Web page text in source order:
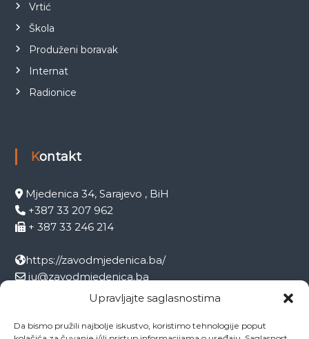
Upravljajte saglasnostima
Da bismo pružili najbolje iskustvo, koristimo tehnologije poput
Vrtić
Škola
Produženi boravak
Internat
Radionice
Kontakt
Mjedenica 34, Sarajevo , BiH
+387 33 207 962
+ 387 33 246 214
https://zavodmjedenica.ba/
ju@zavodmjedenica.ba
info@zamjed.edu.ba
Direktor: + 387 33 207 963